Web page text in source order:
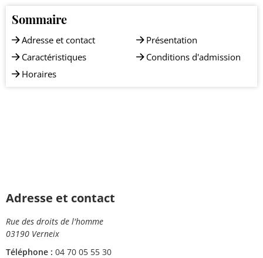
Sommaire
Adresse et contact
Caractéristiques
Horaires
Présentation
Conditions d'admission
Adresse et contact
Rue des droits de l'homme
03190 Verneix
Téléphone : 04 70 05 55 30